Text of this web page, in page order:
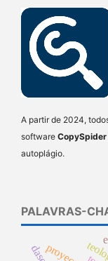
A partir de 2024,
software CopySpider
autoplágio.
PALAVRAS-